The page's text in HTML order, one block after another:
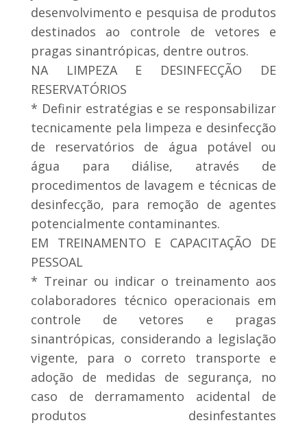
desenvolvimento e pesquisa de produtos
destinados ao controle de vetores e
pragas sinantrópicas, dentre outros.
NA LIMPEZA E DESINFECÇÃO DE
RESERVATÓRIOS
* Definir estratégias e se responsabilizar
tecnicamente pela limpeza e desinfecção
de reservatórios de água potável ou
água para diálise, através de
procedimentos de lavagem e técnicas de
desinfecção, para remoção de agentes
potencialmente contaminantes.
EM TREINAMENTO E CAPACITAÇÃO DE
PESSOAL
* Treinar ou indicar o treinamento aos
colaboradores técnico operacionais em
controle de vetores e pragas
sinantrópicas, considerando a legislação
vigente, para o correto transporte e
adoção de medidas de segurança, no
caso de derramamento acidental de
produtos desinfestantes